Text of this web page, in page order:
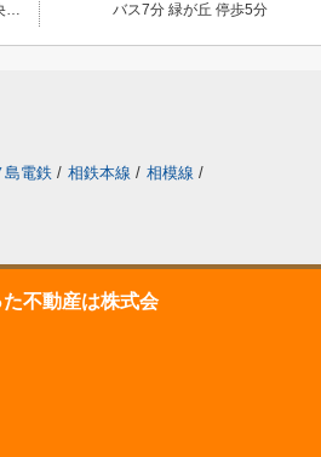
バス7分 緑が丘 停歩5分
島電鉄 / 相鉄本線 / 相模線 /
不動産は株式会